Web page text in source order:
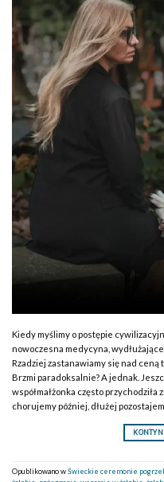
Kiedy myślimy o postępie
nowoczesna medycyna,
Rzadziej zastanawiamy się nad
Brzmi paradoksalnie? A jednak.
współmałżonka często przychodziła
chorujemy później, dłużej
Opublikowano wŚwieckie ceremonie